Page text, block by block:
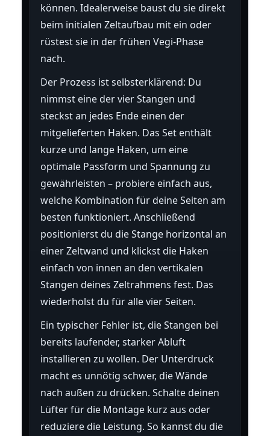
können. Idealerweise baust du sie direkt
beim initialen Zeltaufbau mit ein oder
rüstest sie in der frühen Vegi-Phase
nach.
Der Prozess ist selbsterklärend: Du
nimmst eine der vier Stangen und
steckst an jedes Ende einen der
mitgelieferten Haken. Das Set enthält
kurze und lange Haken, um eine
optimale Passform und Spannung zu
gewährleisten – probiere einfach aus,
welche Kombination für deine Seiten am
besten funktioniert. Anschließend
positionierst du die Stange horizontal an
einer Zeltwand und klickst die Haken
einfach von innen an den vertikalen
Stangen deines Zeltrahmens fest. Das
wiederholst du für alle vier Seiten.
Ein typischer Fehler ist, die Stangen bei
bereits laufender, starker Abluft
installieren zu wollen. Der Unterdruck
macht es unnötig schwer, die Wände
nach außen zu drücken. Schalte deinen
Lüfter für die Montage kurz aus oder
reduziere die Leistung. So kannst du die